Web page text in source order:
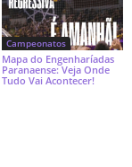
Campeonatos
Mapa do Engenharíadas
Paranaense: Veja Onde
Tudo Vai Acontecer!